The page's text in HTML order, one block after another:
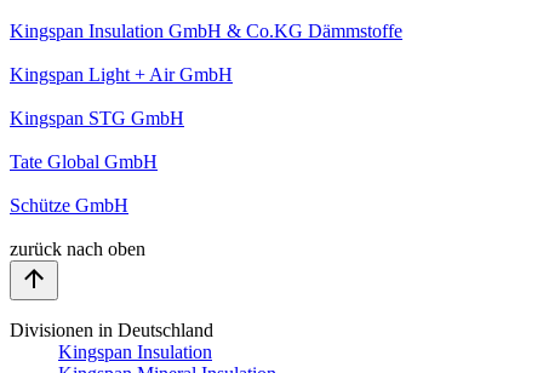
Kingspan Insulation GmbH & Co.KG Dämmstoffe
Kingspan Light + Air GmbH
Kingspan STG GmbH
Tate Global GmbH
Schütze GmbH
zurück nach oben
Divisionen in Deutschland
Kingspan Insulation